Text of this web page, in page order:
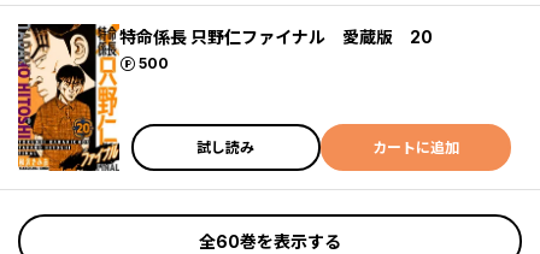
特命係長 只野仁ファイナル 愛蔵版 20
500
ポイント
試し読み カートに追加
全60巻を表示する